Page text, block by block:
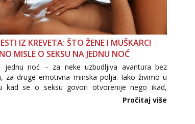
IZ KREVETA: ŠTO ŽENE I MUŠKARCI
MISLE O SEKSU NA JEDNU NOĆ
jednu noć – za neke uzbudljiva avantura bez
za druge emotivna minska polja. Iako živimo u
kad se o seksu govori otvorenije nego ikad,
noći strasti“ i dalje izaziva burne rasprave. Što
Pročitaj više